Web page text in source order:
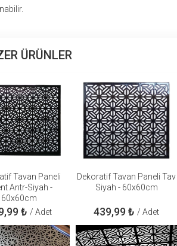
ÜRÜNLER
Tavan Paneli
Antr-Siyah -
60x60cm
₺ / Adet
Dekoratif Tavan Paneli Tav
Siyah - 60x60cm
439,99₺ / Adet